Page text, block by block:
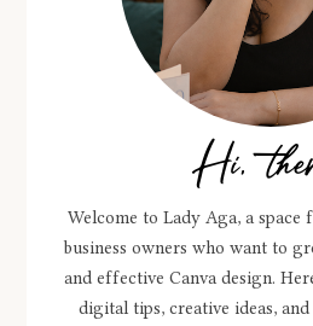
Hi,
Welcome to Lady Aga, a space
business owners who want to
and effective Canva design.
digital tips, creative ideas,